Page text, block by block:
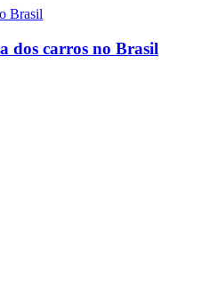
dos carros no Brasil